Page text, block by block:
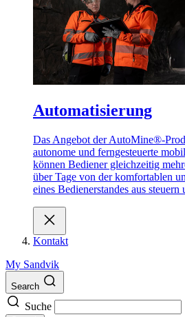
Automatisierung
Das Angebot der AutoMine®-
autonome und ferngesteuerte
können Bediener gleichzeitig
über Tage von der komfortablen
eines Bedienerstandes aus steuern
Kontakt
My Sandvik
Search
Suche